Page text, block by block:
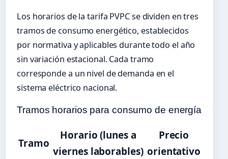
Los horarios de la tarifa PVPC se dividen en tres
tramos de consumo energético, establecidos
por normativa y aplicables durante todo el año
sin variación estacional. Cada tramo
corresponde a un nivel de demanda en el
sistema eléctrico nacional.
Tramos horarios para consumo de energía
Tramo
Horario (lunes a
viernes laborables)
Precio
orientativo